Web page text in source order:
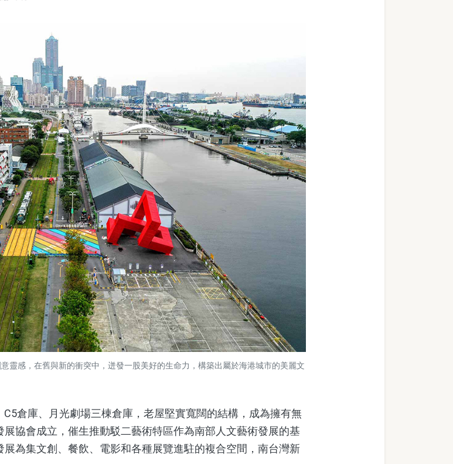
靈感，在舊與新的衝突中，迸發一股美好的生命力，構築出屬於海港城市的美麗文
倉庫、月光劇場三棟倉庫，老屋堅實寬闊的結構，成為擁有無
協會成立，催生推動駁二藝術特區作為南部人文藝術發展的基
為集文創、餐飲、電影和各種展覽進駐的複合空間，南台灣新